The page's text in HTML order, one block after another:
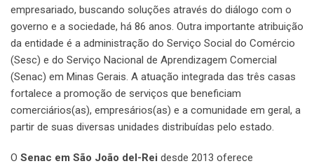
empresariado, buscando soluções através do diálogo com o
governo e a sociedade, há 86 anos. Outra importante atribuição
da entidade é a administração do Serviço Social do Comércio
(Sesc) e do Serviço Nacional de Aprendizagem Comercial
(Senac) em Minas Gerais. A atuação integrada das três casas
fortalece a promoção de serviços que beneficiam
comerciários(as), empresários(as) e a comunidade em geral, a
partir de suas diversas unidades distribuídas pelo estado.
O Senac em São João del-Rei desde 2013 oferece